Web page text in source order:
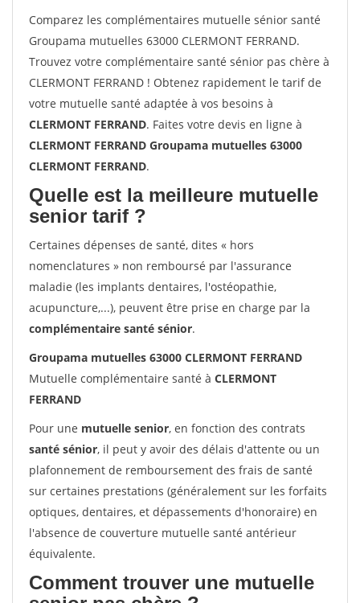
Comparez les complémentaires mutuelle sénior santé
Groupama mutuelles 63000 CLERMONT FERRAND.
Trouvez votre complémentaire santé sénior pas chère à
CLERMONT FERRAND ! Obtenez rapidement le tarif de
votre mutuelle santé adaptée à vos besoins à
CLERMONT FERRAND. Faites votre devis en ligne à
CLERMONT FERRAND Groupama mutuelles 63000
CLERMONT FERRAND.
Quelle est la meilleure mutuelle
senior tarif ?
Certaines dépenses de santé, dites « hors
nomenclatures » non remboursé par l'assurance
maladie (les implants dentaires, l'ostéopathie,
acupuncture,...), peuvent être prise en charge par la
complémentaire santé sénior.
Groupama mutuelles 63000 CLERMONT FERRAND
Mutuelle complémentaire santé à CLERMONT
FERRAND
Pour une mutuelle senior, en fonction des contrats
santé sénior, il peut y avoir des délais d'attente ou un
plafonnement de remboursement des frais de santé
sur certaines prestations (généralement sur les forfaits
optiques, dentaires, et dépassements d'honoraire) en
l'absence de couverture mutuelle santé antérieur
équivalente.
Comment trouver une mutuelle